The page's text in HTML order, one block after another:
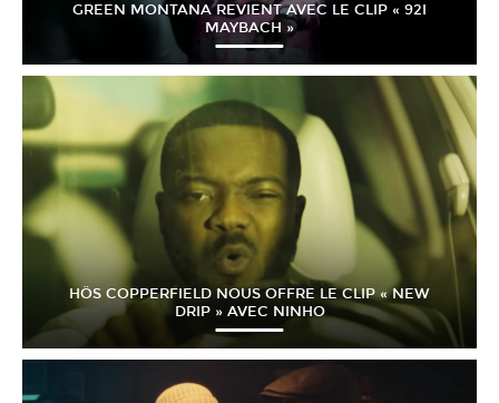
GREEN MONTANA REVIENT AVEC LE CLIP « 92I
MAYBACH »
HÖS COPPERFIELD NOUS OFFRE LE CLIP « NEW
DRIP » AVEC NINHO